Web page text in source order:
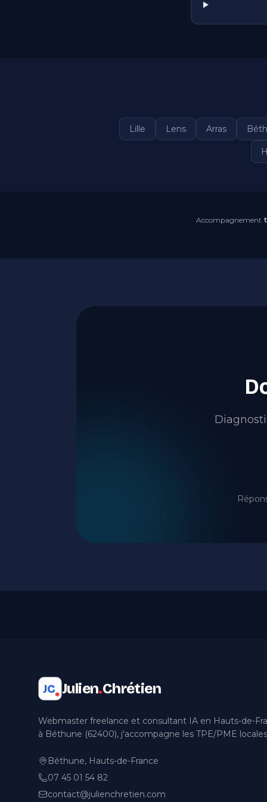
Lille Lens Arras
Accompagnement
JC Julien.Chrétien
Webmaster freelance et consultant IA en Hauts-de-
à Béthune (62400), j'accompagne les TPE/PME
Béthune, Hauts-de-France
07 45 01 54 82
contact@julienchretien.com